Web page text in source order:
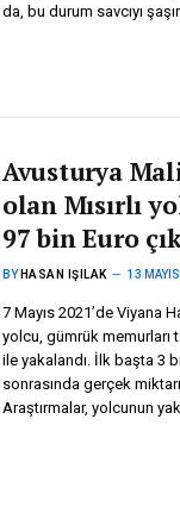
da, bu durum savcıyı
Avusturya
olan Mısırlı
97 bin Euro
BY HASAN IŞILAK 13
7 Mayıs 2021’de Viyana
yolcu, gümrük memurları
ile yakalandı. İlk başta 3
sonrasında gerçek
Araştırmalar, yolcunun